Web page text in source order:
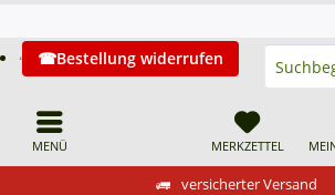
versicherter Versand
MENÜ
Bestellung widerrufen
MERKZETTEL